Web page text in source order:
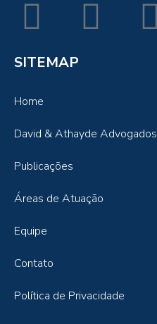
SITEMAP
Home
David & Athayde Advogados
Publicações
Áreas de Atuação
Equipe
Contato
Política de Privacidade